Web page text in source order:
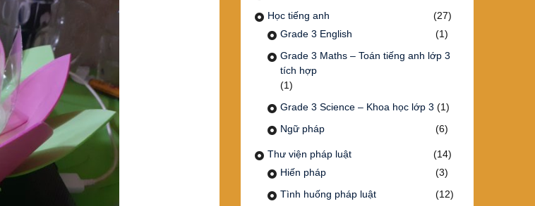
Học tiếng anh
(27)
Grade 3 English
(1)
Grade 3 Maths – Toán tiếng anh lớp 3
tích hợp
(1)
Grade 3 Science – Khoa học lớp 3 (1)
Ngữ pháp
(6)
Thư viện pháp luật
(14)
Hiến pháp
(3)
Tình huống pháp luật
(12)